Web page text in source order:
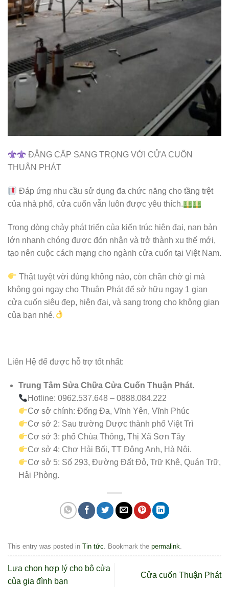
ĐẲNG CẤP SANG TRỌNG VỚI CỬA CUỐN
THUẬN PHÁT
Đáp ứng nhu cầu sử dụng đa chức năng cho tầng trệt
của nhà phố, cửa cuốn vẫn luôn được yêu thích.
Trong dòng chảy phát triển của kiến trúc hiện đại, nan bản
lớn nhanh chóng được đón nhận và trở thành xu thế mới,
tạo nên cuộc cách mạng cho ngành cửa cuốn tại Việt Nam.
Thật tuyệt vời đúng không nào, còn chần chờ gì mà
không gọi ngay cho Thuận Phát để sở hữu ngay 1 gian
cửa cuốn siêu đẹp, hiện đại, và sang trọng cho không gian
của bạn nhé.
Liên Hệ để được hỗ trợ tốt nhất:
Trung Tâm Sửa Chữa Cửa Cuốn Thuận Phát.
Hotline: 0962.537.648 – 0888.084.222
Cơ sở chính: Đống Đa, Vĩnh Yên, Vĩnh Phúc
Cơ sở 2: Sau trường Dược thành phố Việt Trì
Cơ sở 3: phố Chùa Thông, Thị Xã Sơn Tây
Cơ sở 4: Chợ Hải Bối, TT Đông Anh, Hà Nội.
Cơ sở 5: Số 293, Đường Đất Đỏ, Trữ Khê, Quán Trữ,
Hải Phòng.
This entry was posted in Tin tức . Bookmark the permalink
Lựa chọn hợp lý cho bộ cửa
của gia đình bạn
Cửa cuốn Thuận Phát